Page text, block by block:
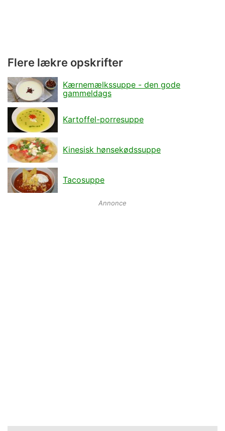
Flere lækre opskrifter
Kærnemælkssuppe - den gode
gammeldags
Kartoffel-porresuppe
Kinesisk hønsekødssuppe
Tacosuppe
Annonce